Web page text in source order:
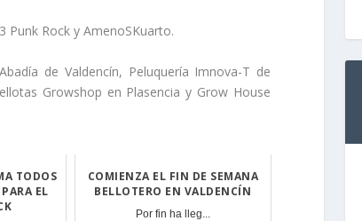
Rock y AmenoSKuarto.
de Valdencín, Peluquería Imnova-T de
Growshop en Plasencia y Grow House
TODOS
EL
COMIENZA EL FIN DE SEMANA
BELLOTERO EN VALDENCÍN
Por fin ha lleg...